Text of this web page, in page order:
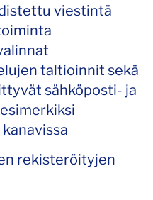
viestintä
taltioinnit sekä
sähköposti- ja
rekisteröityjen